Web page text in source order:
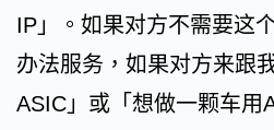
IP」。如果对方不需要这
办法服务，如果对方来跟
ASIC」或「想做一颗车用